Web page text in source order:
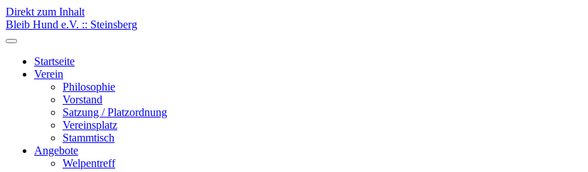
Direkt zum Inhalt
Bleib Hund e.V. :: Steinsberg
Startseite
Verein
Philosophie
Vorstand
Satzung / Platzordnung
Vereinsplatz
Stammtisch
Angebote
Welpentreff